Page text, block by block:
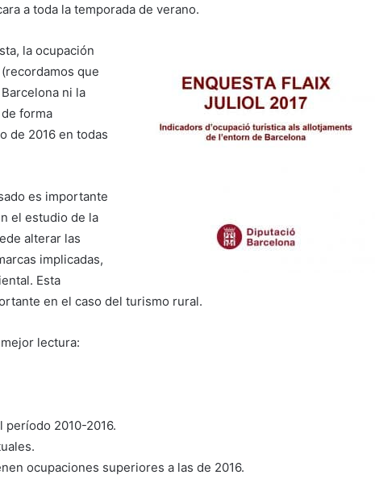
a toda la temporada de verano.
la ocupación
que
ni la
forma
de 2016 en todas
es importante
el estudio de la
alterar las
implicadas,
Esta
en el caso del turismo rural.
lectura:
período 2010-2016.
ocupaciones superiores a las de 2016.